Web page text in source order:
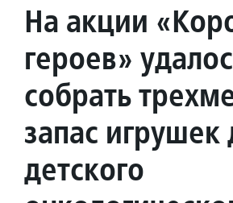
На акции
героев»
собрать
запас игрушек
детского